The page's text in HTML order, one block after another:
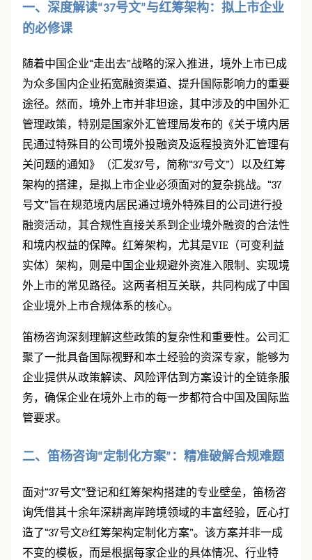
一、深度解读“37号文”与红筹架构：拟上市企业
的必修课
随着中国企业“走出去”战略的深入推进，境外上市已成
为众多国内企业拓宽融资渠道、提升国际影响力的重要
途径。然而，境外上市并非坦途，其中涉及的中国外汇
管理政策，特别是国家外汇管理局发布的《关于境内居
民通过特殊目的公司境外投融资及返程投资外汇管理有
关问题的通知》（汇发37号，简称“37号文”）以及红筹
架构的搭建，是拟上市企业必须面对的复杂挑战。 “37
号文”旨在规范境内居民通过境外特殊目的公司进行投
融资活动，其合规性直接关系到企业境外融资的合法性
和境内权益的保障。红筹架构，尤其是VIE （可变利益
实体）架构，则是中国企业规避外资准入限制、实现境
外上市的常见路径。这两者相互关联，共同构成了中国
企业境外上市合规体系的核心。
笛杨咨询深刻理解这些政策的复杂性和重要性。公司汇
聚了一批具备国际视野和本土经验的资深专家，能够为
企业提供从政策解读、风险评估到方案设计的全链条服
务，确保企业在境外上市的每一步都符合中国及国际监
管要求。
二、笛杨咨询“定制化方案” ：精准破解合规难题
面对“37号文”登记和红筹架构搭建的专业壁垒，笛杨咨
询凭借其十余年深耕离岸跨境领域的丰富经验，匠心打
造了“37号文&红筹架构定制化方案”。该方案并非一成
不变的模板，而是根据每家企业的具体情况、行业特